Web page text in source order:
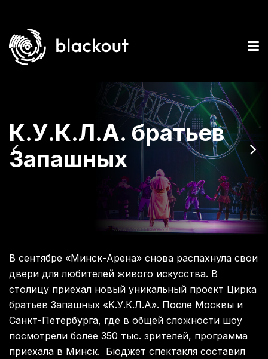
К.У.К.Л.А. братьев
Запашных
В сентябре «Минск-Арена» снова распахнула свои
двери для любителей живого искусства. В
столицу приехал новый уникальный проект Цирка
братьев Запашных «К.У.К.Л.А». После Москвы и
Санкт-Петербурга, где в общей сложности шоу
посмотрели более 350 тыс. зрителей, программа
приехала в Минск. Бюджет спектакля составил